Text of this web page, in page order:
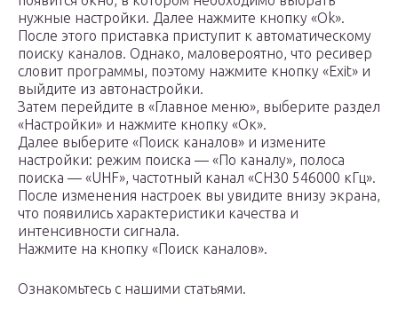
нужные настройки. Далее нажмите кнопку «Оk».
После этого приставка приступит к автоматическому
поиску каналов. Однако, маловероятно, что ресивер
словит программы, поэтому нажмите кнопку «Exit» и
выйдите из автонастройки.
Затем перейдите в «Главное меню», выберите раздел
«Настройки» и нажмите кнопку «Ок».
Далее выберите «Поиск каналов» и измените
настройки: режим поиска — «По каналу», полоса
поиска — «UHF», частотный канал «CH30 546000 кГц».
После изменения настроек вы увидите внизу экрана,
что появились характеристики качества и
интенсивности сигнала.
Нажмите на кнопку «Поиск каналов».
Ознакомьтесь с нашими статьями.